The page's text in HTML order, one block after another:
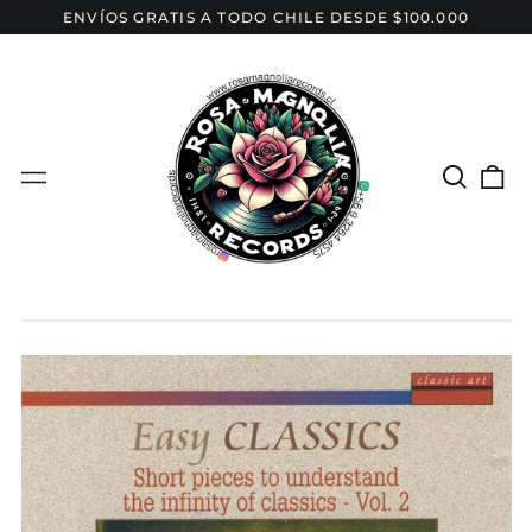
ENVÍOS GRATIS A TODO CHILE DESDE $100.000
Menú Buscar